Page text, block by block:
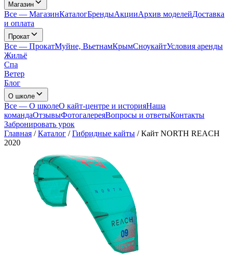
Магазин
Все — МагазинКаталогБрендыАкцииАрхив моделейДоставка
и оплата
Прокат
Все — ПрокатМуйне, ВьетнамКрымСноукайтУсловия аренды
Жильё
Спа
Ветер
Блог
О школе
Все — О школеО кайт-центре и историяНаша
командаОтзывыФотогалереяВопросы и ответыКонтакты
Забронировать урок
Главная /Каталог /Гибридные кайты /Кайт NORTH REACH
2020